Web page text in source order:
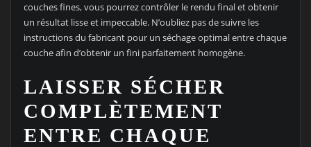
couches fines, vous pourrez contrôler le rendu final et obtenir
un résultat lisse et impeccable. N’oubliez pas de suivre les
instructions du fabricant pour un séchage optimal entre chaque
couche afin d’obtenir un fini parfaitement homogène.
LAISSER SÉCHER
COMPLÈTEMENT
ENTRE CHAQUE